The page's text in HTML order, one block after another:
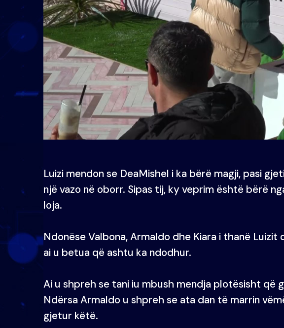
Luizi mendon se DeaMishel i ka bërë magji, pasi
një vazo në oborr. Sipas tij, ky veprim është bërë
loja.
Ndonëse Valbona, Armaldo dhe Kiara i thanë
ai u betua që ashtu ka ndodhur.
Ai u shpreh se tani iu mbush mendja plotësisht që
Ndërsa Armaldo u shpreh se ata dan të marrin
gjetur këtë.